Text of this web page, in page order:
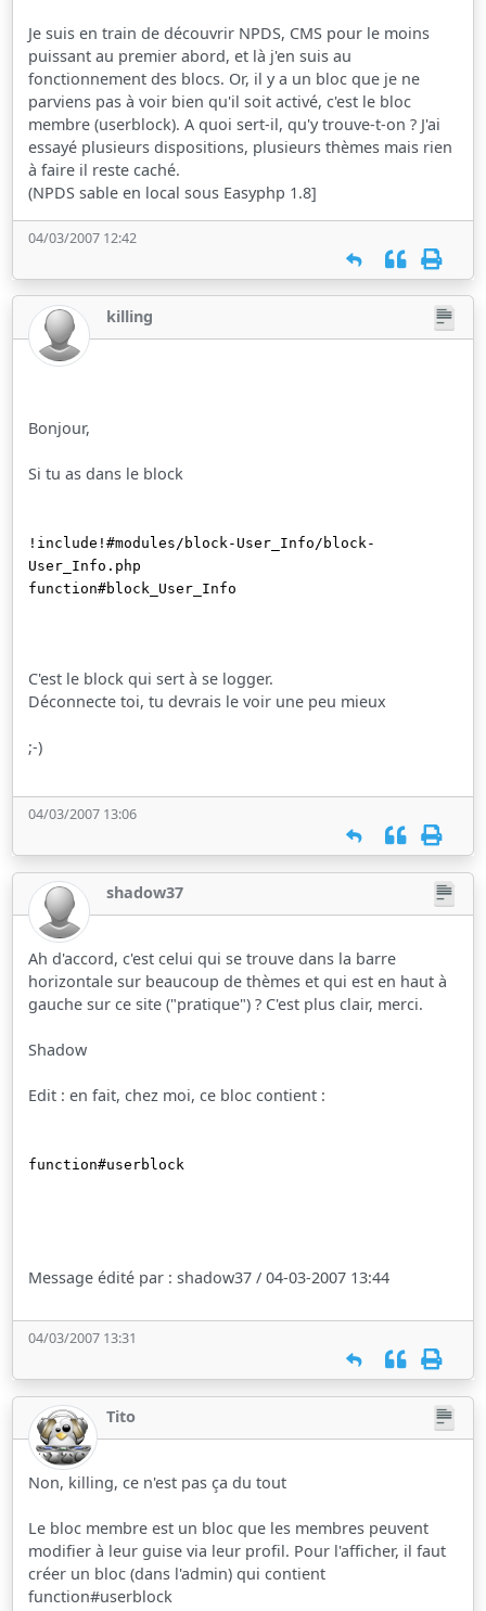
Je suis en train de découvrir NPDS, CMS pour le moins
puissant au premier abord, et là j'en suis au
fonctionnement des blocs. Or, il y a un bloc que je ne
parviens pas à voir bien qu'il soit activé, c'est le bloc
membre (userblock). A quoi sert-il, qu'y trouve-t-on ? J'ai
essayé plusieurs dispositions, plusieurs thèmes mais rien
à faire il reste caché.
(NPDS sable en local sous Easyphp 1.8]
04/03/2007 12:42
killing
Bonjour,
Si tu as dans le block
!include!#modules/block-User_Info/block-
User_Info.php
function#block_User_Info
C'est le block qui sert à se logger.
Déconnecte toi, tu devrais le voir une peu mieux
;-)
04/03/2007 13:06
shadow37
Ah d'accord, c'est celui qui se trouve dans la barre
horizontale sur beaucoup de thèmes et qui est en haut à
gauche sur ce site ("pratique") ? C'est plus clair, merci.
Shadow
Edit : en fait, chez moi, ce bloc contient :
function#userblock
Message édité par : shadow37 / 04-03-2007 13:44
04/03/2007 13:31
Tito
Non, killing, ce n'est pas ça du tout
Le bloc membre est un bloc que les membres peuvent
modifier à leur guise via leur profil. Pour l'afficher, il faut
créer un bloc (dans l'admin) qui contient
function#userblock